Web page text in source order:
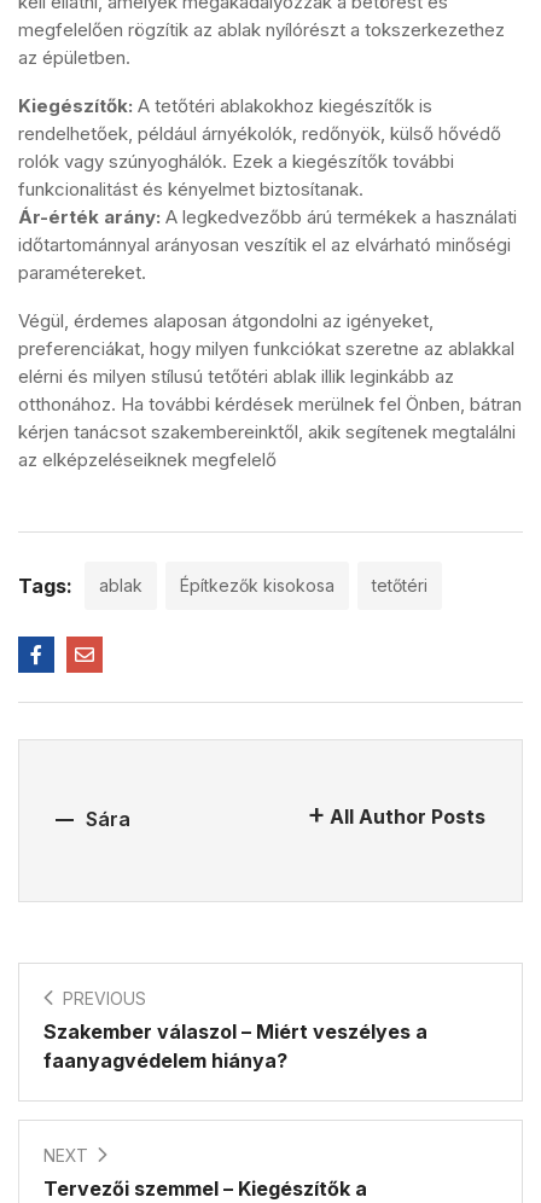
megfelelően rögzítik az ablak nyílórészt a tokszerkezethez
az épületben.
Kiegészítők: A tetőtéri ablakokhoz kiegészítők is
rendelhetőek, például árnyékolók, redőnyök, külső hővédő
rolók vagy szúnyoghálók. Ezek a kiegészítők további
funkcionalitást és kényelmet biztosítanak.
Ár-érték arány: A legkedvezőbb árú termékek a használati
időtartománnyal arányosan veszítik el az elvárható minőségi
paramétereket.
Végül, érdemes alaposan átgondolni az igényeket,
preferenciákat, hogy milyen funkciókat szeretne az ablakkal
elérni és milyen stílusú tetőtéri ablak illik leginkább az
otthonához. Ha további kérdések merülnek fel Önben, bátran
kérjen tanácsot szakembereinktől, akik segítenek megtalálni
az elképzeléseiknek megfelelő
Tags: ablak Építkezők kisokosa tetőtéri
Sára All Author Posts
PREVIOUS
Szakember válaszol – Miért veszélyes a
faanyagvédelem hiánya?
NEXT
Tervezői szemmel – Kiegészítők a